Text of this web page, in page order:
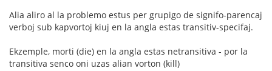
Alia aliro al la problemo estus per grupigo de signifo-parencaj
verboj sub kapvortoj kiuj en la angla estas transitiv-specifaj.
Ekzemple, morti (die) en la angla estas netransitiva - por la
transitiva senco oni uzas alian vorton (kill)